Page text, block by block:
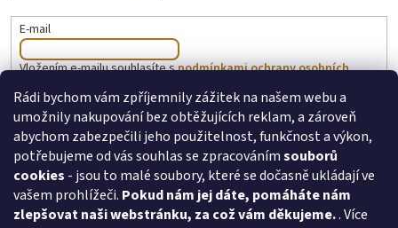
Rádi bychom vám zpříjemnily zážitek na našem webu a
umožnily nakupování bez obtěžujících reklam, a zároveň
abychom zabezpečili jeho použitelnost, funkčnost a výkon,
potřebujeme od vás souhlas se zpracovánímsouborů
cookies - jsou to malé soubory, které se dočasně ukládají ve
vašem prohlížeči. Pokud nám jej dáte, pomáháte nám
zlepšovat naši webstránku, za což vám děkujeme.. Více
E-mail
Vložením e-mailu souhlasíte spodmínkami ochrany osobních
PŘIHLÁSIT SE
toysforkids.cz Ochrana osobních údajů